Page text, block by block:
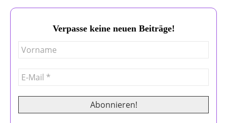
Verpasse keine neuen Beiträge!